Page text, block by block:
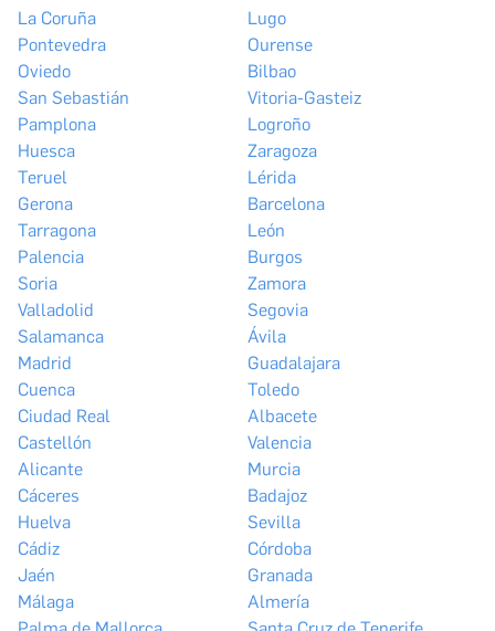
La Coruña
Lugo
Pontevedra
Ourense
Oviedo
Bilbao
San Sebastián
Vitoria-Gasteiz
Pamplona
Logroño
Huesca
Zaragoza
Teruel
Lérida
Gerona
Barcelona
Tarragona
León
Palencia
Burgos
Soria
Zamora
Valladolid
Segovia
Salamanca
Ávila
Madrid
Guadalajara
Cuenca
Toledo
Ciudad Real
Albacete
Castellón
Valencia
Alicante
Murcia
Cáceres
Badajoz
Huelva
Sevilla
Cádiz
Córdoba
Jaén
Granada
Málaga
Almería